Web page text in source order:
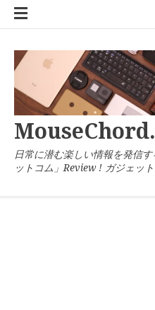
日常に潜む楽しい情報を発信
ットコム」Review ! ガジェッ